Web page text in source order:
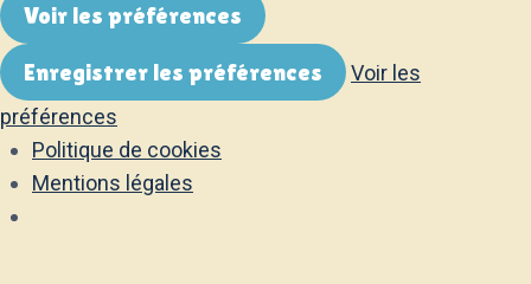
Voir les préférences
Enregistrer les préférences
Voir les
préférences
Politique de cookies
Mentions légales